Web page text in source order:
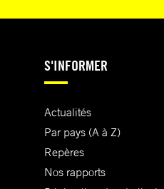
S'INFORMER
Actualités
Par pays (A à Z)
Repères
Nos rapports